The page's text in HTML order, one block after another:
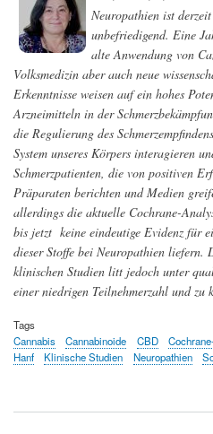
Neuropathien ist derzeit
unbefriedigend. Eine
alte Anwendung von
Volksmedizin aber auch neue
Erkenntnisse weisen auf ein hohes
Arzneimitteln in der
die Regulierung des
System unseres Körpers interagieren
Schmerzpatienten, die von positiven
Präparaten berichten und Medien
allerdings die aktuelle Cochrane-
bis jetzt keine eindeutige Evidenz für
dieser Stoffe bei Neuropathien liefern.
klinischen Studien litt jedoch unter
einer niedrigen Teilnehmerzahl und zu
Tags
Cannabis
Cannabinoide CBD
Hanf
Klinische Studien Neuropathien